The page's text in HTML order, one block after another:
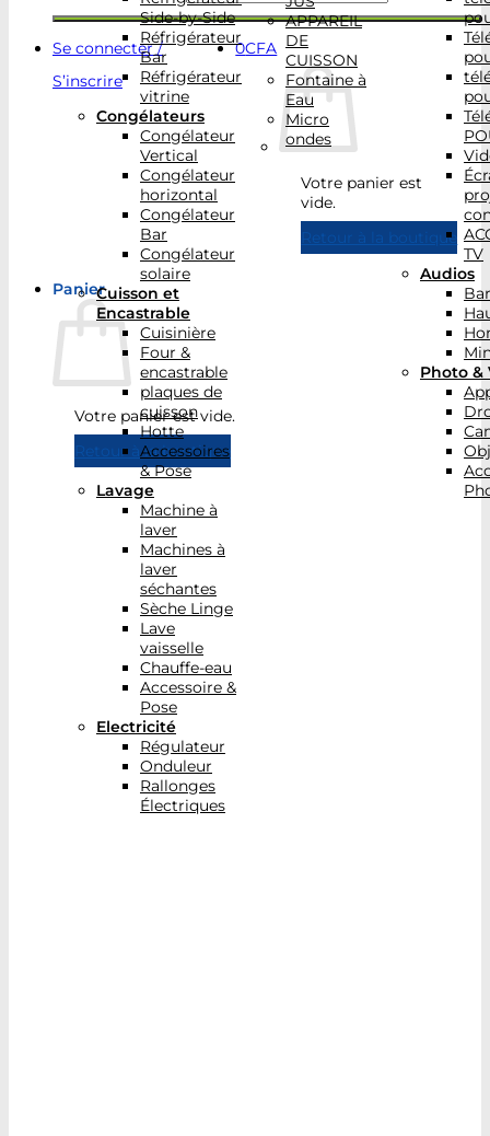
Se connecter /
S’inscrire
0CFA
Votre panier est
vide.
Retour à la boutique
Panier
Votre panier est vide.
Retour à la boutique
Side-by-Side
Réfrigérateur
Bar
Réfrigérateur
vitrine
Congélateurs
Congélateur
Vertical
Congélateur
horizontal
Congélateur
Bar
Congélateur
solaire
Cuisson et
Encastrable
Cuisinière
Four &
encastrable
plaques de
cuisson
Hotte
Accessoires
& Pose
Lavage
Machine à
laver
Machines à
laver
séchantes
Sèche Linge
Lave
vaisselle
Chauffe-eau
Accessoire &
Pose
Electricité
Régulateur
Onduleur
Rallonges
Électriques
APPAREIL
DE
CUISSON
Fontaine à
Eau
Micro
ondes
TV
Audios
Photo &